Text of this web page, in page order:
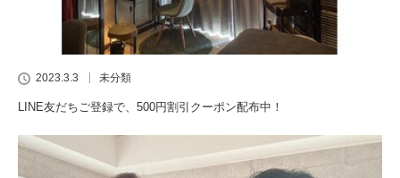
2023.3.3 未分類
LINE友だちご登録で、500円割引クーポン配布中！